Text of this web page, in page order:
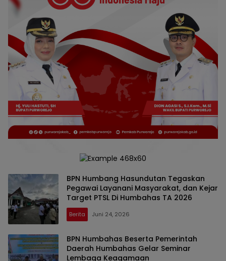
BPN Humbang Hasundutan Tegaskan
Pegawai Layanani Masyarakat, dan Kejar
Target PTSL Di Humbahas TA 2026
Berita Juni 24, 2026
BPN Humbahas Beserta Pemerintah
Daerah Humbahas Gelar Seminar
Lembaga Keagamaan